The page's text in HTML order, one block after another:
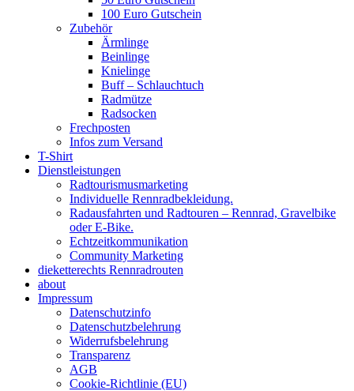
100 Euro Gutschein
Zubehör
Ärmlinge
Beinlinge
Knielinge
Buff – Schlauchtuch
Radmütze
Radsocken
Frechposten
Infos zum Versand
T-Shirt
Dienstleistungen
Radtourismusmarketing
Individuelle Rennradbekleidung.
Radausfahrten und Radtouren – Rennrad, Gravelbike
oder E-Bike.
Echtzeitkommunikation
Community Marketing
dieketterechts Rennradrouten
about
Impressum
Datenschutzinfo
Datenschutzbelehrung
Widerrufsbelehrung
Transparenz
AGB
Cookie-Richtlinie (EU)